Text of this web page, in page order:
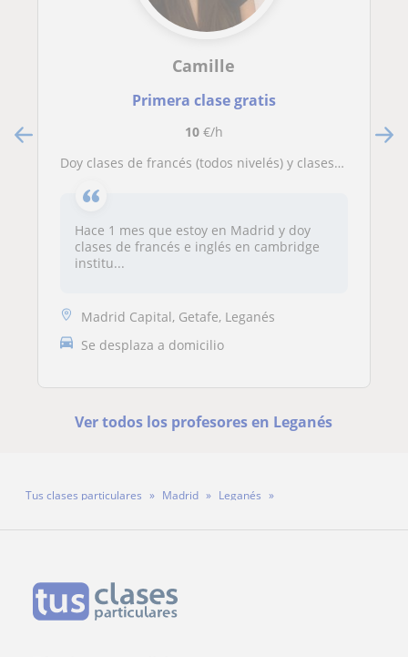
Camille
Primera clase gratis
10€/h
Doy clases de francés (todos nivelés) y clases de inglés del nivel A1 a A2
Hace 1 mes que estoy en Madrid y doy
clases de francés e inglés en cambridge
institu...
Madrid Capital, Getafe, Leganés
Se desplaza a domicilio
Ver todos los profesores en Leganés
Tus clases particulares Madrid
Leganés